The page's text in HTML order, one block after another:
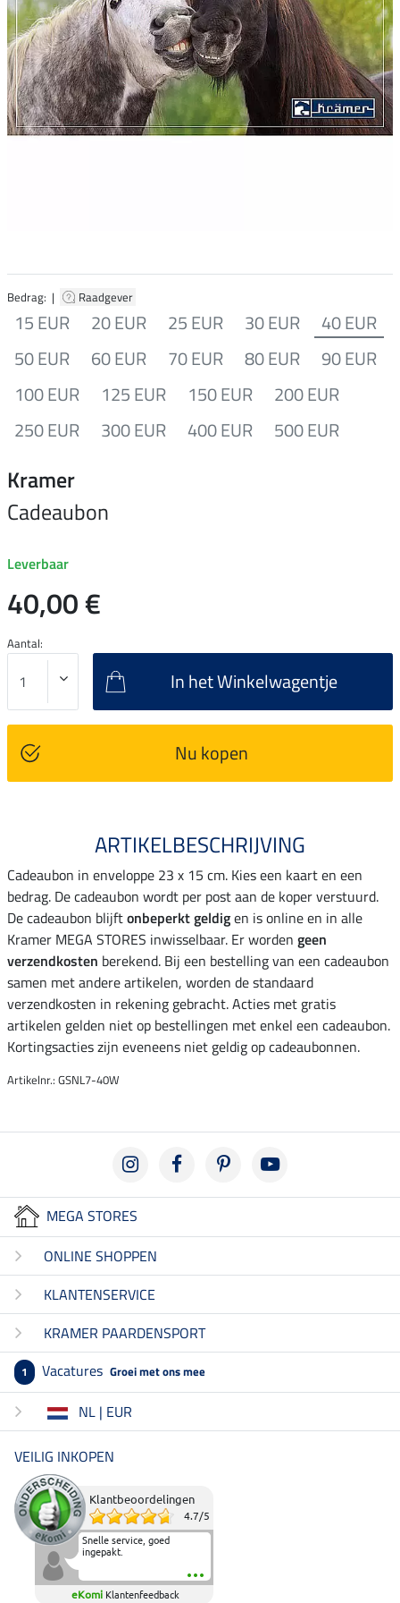
Bedrag: | Raadgever
15 EUR 20 EUR 25 EUR 30 EUR
40 EUR
50 EUR
60 EUR 70 EUR 80 EUR
90 EUR
100 EUR
125 EUR 150 EUR
200 EUR
250 EUR
300 EUR 400 EUR 500 EUR
Kramer
Cadeaubon
Leverbaar
40,00 €
Aantal:
In het Winkelwagentje
Nu kopen
ARTIKELBESCHRIJVING
Cadeaubon in enveloppe 23 x 15 cm. Kies een kaart en een
bedrag. De cadeaubon wordt per post aan de koper verstuurd.
De cadeaubon blijftonbeperkt geldigen is online en in alle
Kramer MEGA STORES inwisselbaar. Er worden geen
verzendkosten berekend. Bij een bestelling van een cadeaubon
samen met andere artikelen, worden de standaard
verzendkosten in rekening gebracht. Acties met gratis
artikelen gelden niet op bestellingen met enkel een cadeaubon.
Kortingsacties zijn eveneens niet geldig op cadeaubonnen.
Artikelnr.: GSNL7-40W
MEGA STORES
ONLINE SHOPPEN
KLANTENSERVICE
KRAMER PAARDENSPORT
1 Vacatures Groei met ons mee
NL | EUR
VEILIG INKOPEN
Klantbeoordelingen
4.7/5
Snelle service, goed
ingepakt.
eKomi Klantenfeedback